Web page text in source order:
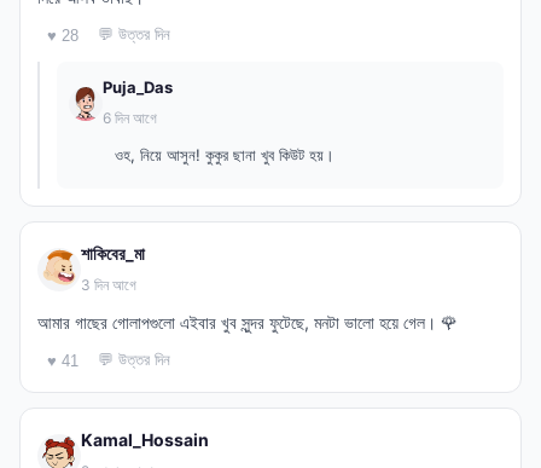
♥ 28 💬 উত্তর দিন
Puja_Das
6 দিন আগে
ওহ, নিয়ে আসুন! কুকুর ছানা খুব কিউট হয়।
শাকিবের_মা
3 দিন আগে
আমার গাছের গোলাপগুলো এইবার খুব সুন্দর ফুটেছে, মনটা ভালো হয়ে গেল। 🌹
♥ 41 💬 উত্তর দিন
Kamal_Hossain